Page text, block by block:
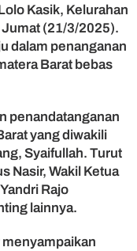
Kasik, Kelurahan
(21/3/2025).
dalam penanganan
Barat bebas
penandatanganan
yang diwakili
Syaifullah. Turut
Nasir, Wakil Ketua
Rajo
lainnya.
menyampaikan